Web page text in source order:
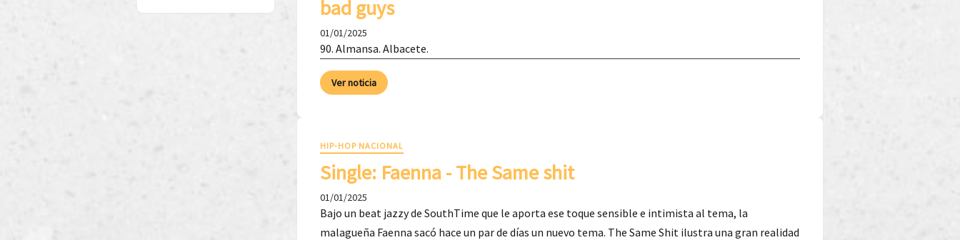
bad guys
01/01/2025
90. Almansa. Albacete.
Ver noticia
HIP-HOP NACIONAL
Single: Faenna - The Same shit
01/01/2025
Bajo un beat jazzy de SouthTime que le aporta ese toque sensible e intimista al tema, la
malagueña Faenna sacó hace un par de días un nuevo tema. The Same Shit ilustra una gran realidad